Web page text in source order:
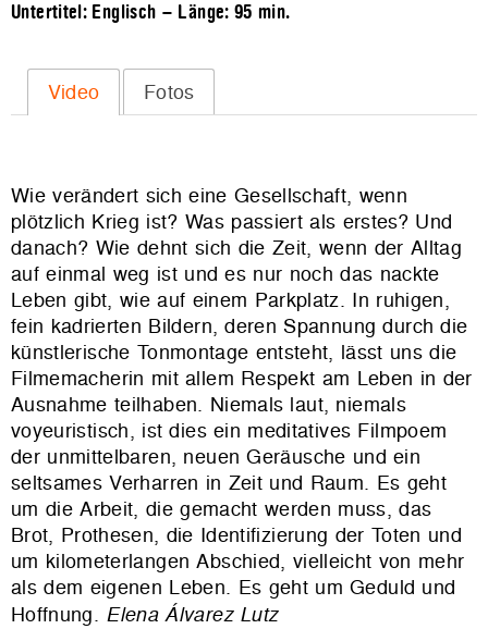
Untertitel: Englisch – Länge:95 min.
Video Fotos
Wie verändert sich eine Gesellschaft, wenn
plötzlich Krieg ist? Was passiert als erstes? Und
danach? Wie dehnt sich die Zeit, wenn der Alltag
auf einmal weg ist und es nur noch das nackte
Leben gibt, wie auf einem Parkplatz. In ruhigen,
fein kadrierten Bildern, deren Spannung durch die
künstlerische Tonmontage entsteht, lässt uns die
Filmemacherin mit allem Respekt am Leben in der
Ausnahme teilhaben. Niemals laut, niemals
voyeuristisch, ist dies ein meditatives Filmpoem
der unmittelbaren, neuen Geräusche und ein
seltsames Verharren in Zeit und Raum. Es geht
um die Arbeit, die gemacht werden muss, das
Brot, Prothesen, die Identifizierung der Toten und
um kilometerlangen Abschied, vielleicht von mehr
als dem eigenen Leben. Es geht um Geduld und
Hoffnung. Elena Álvarez Lutz